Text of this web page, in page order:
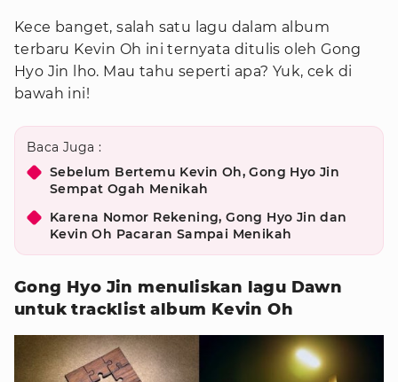
Kece banget, salah satu lagu dalam album
terbaru Kevin Oh ini ternyata ditulis oleh Gong
Hyo Jin lho. Mau tahu seperti apa? Yuk, cek di
bawah ini!
Baca Juga :
Sebelum Bertemu Kevin Oh, Gong Hyo Jin
Sempat Ogah Menikah
Karena Nomor Rekening, Gong Hyo Jin dan
Kevin Oh Pacaran Sampai Menikah
Gong Hyo Jin menuliskan lagu Dawn
untuk tracklist album Kevin Oh